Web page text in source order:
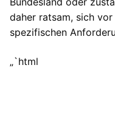
daher ratsam, sich
spezifischen
„`html